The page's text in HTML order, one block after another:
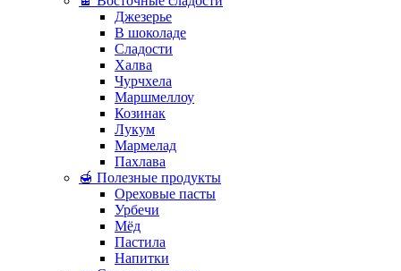
Джезерье
В шоколаде
Сладости
Халва
Чурчхела
Маршмеллоу
Козинак
Лукум
Мармелад
Пахлава
🍯 Полезные продукты
Ореховые пасты
Урбечи
Мёд
Пастила
Напитки